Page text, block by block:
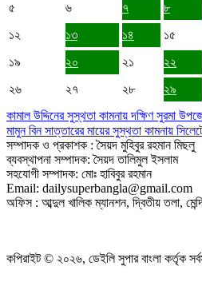
৫
৬ ৭ ৮
১২
১৩ ১৪ ১৫
১৯
২০ ২১ ২২
২৬
২৭ ২৮ ২৯
কামাল উদ্দিনের সুস্থতা কামনায় দক্ষিণ সুরমা
মামুন বিন সাত্তারের মায়ের সুস্থতা কামনায়
সম্পাদক ও প্রকাশক : সৈয়দ মুহিবুর রহমান মিছলু
ব্যবস্থাপনা সম্পাদক: সৈয়দ তালিমুল ইসলাম
সহযোগী সম্পাদক: মোঃ হাবিবুর রহমান
Email: dailysuperbangla@gmail.com
অফিস : আব্দুল খালিক ম্যানশন, দ্বিতীয় তলা,
কপিরাইট © ২০২৬, ডেইলি সুপার বাংলা কর্তৃক